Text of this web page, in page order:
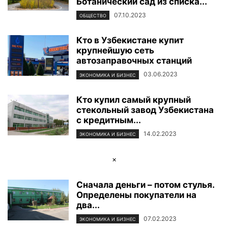
ОБЩЕСТВО 07.10.2023
Кто в Узбекистане купит
крупнейшую сеть
автозаправочных станций
ЭКОНОМИКА И БИЗНЕС 03.06.2023
Кто купил самый крупный
стекольный завод Узбекистана
с кредитным...
ЭКОНОМИКА И БИЗНЕС 14.02.2023
×
Сначала деньги – потом стулья.
Определены покупатели на
два...
ЭКОНОМИКА И БИЗНЕС 07.02.2023